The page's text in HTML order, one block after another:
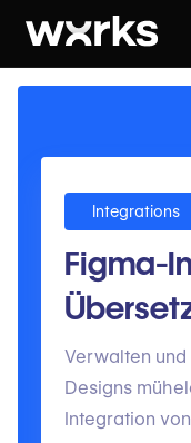
Integrations
Figma-
Verwalten
Designs
Integration